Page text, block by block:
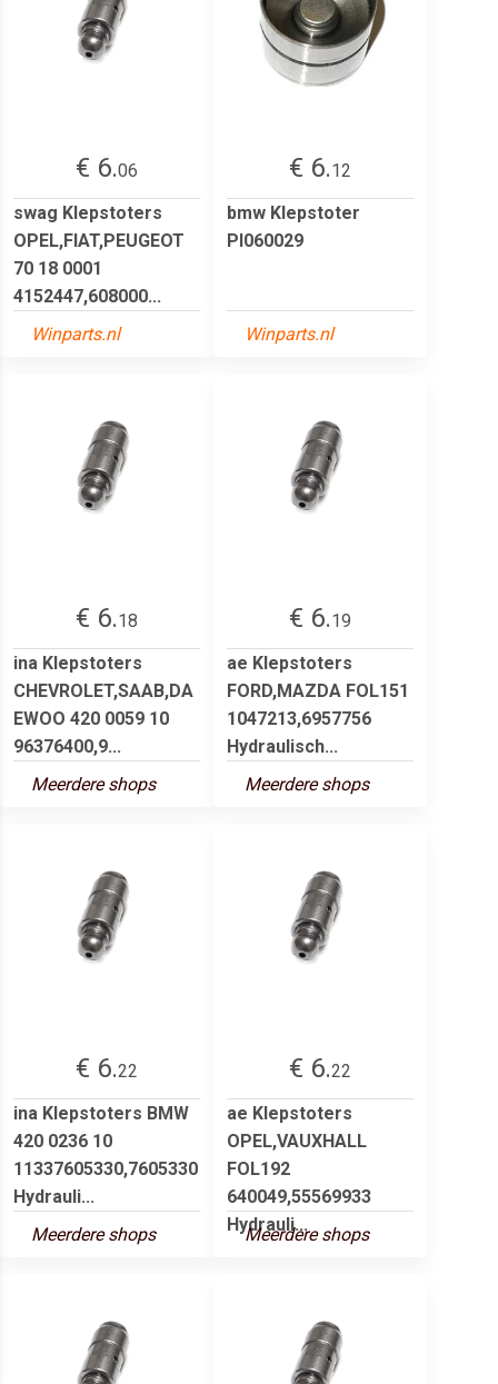
€ 6.06
swag Klepstoters
OPEL,FIAT,PEUGEOT
70 18 0001
4152447,608000...
Winparts.nl
€ 6.12
bmw Klepstoter
PI060029
Winparts.nl
€ 6.18
ina Klepstoters
CHEVROLET,SAAB,DA
EWOO 420 0059 10
96376400,9...
Meerdere shops
€ 6.19
ae Klepstoters
FORD,MAZDA FOL151
1047213,6957756
Hydraulisch...
Meerdere shops
€ 6.22
ina Klepstoters BMW
420 0236 10
11337605330,7605330
Hydrauli...
Meerdere shops
€ 6.22
ae Klepstoters
OPEL,VAUXHALL
FOL192
640049,55569933
Hydrauli...
Meerdere shops